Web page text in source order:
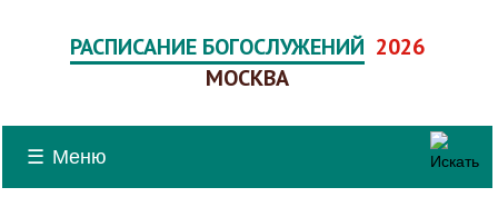
РАСПИСАНИЕ БОГОСЛУЖЕНИЙ 2026
МОСКВА
☰ Меню